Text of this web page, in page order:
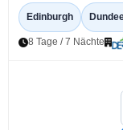
Edinburgh
8 Tage / 7 Nächte